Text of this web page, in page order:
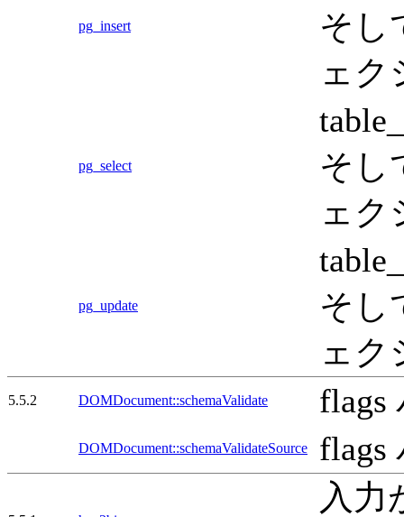
pg_insert
そし
ェク
pg_select
そし
ェク
pg_update
そし
ェク
5.5.2 DOMDocument::schemaValidate flags
DOMDocument::schemaValidateSource flags
入力